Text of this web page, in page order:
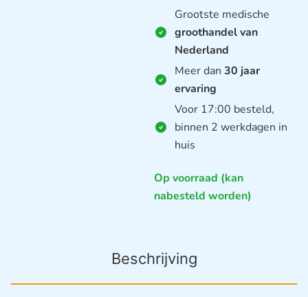
Grootste medische
groothandel van
Nederland
Meer dan 30 jaar
ervaring
Voor 17:00 besteld,
binnen 2 werkdagen in
huis
Op voorraad (kan
nabesteld worden)
Beschrijving